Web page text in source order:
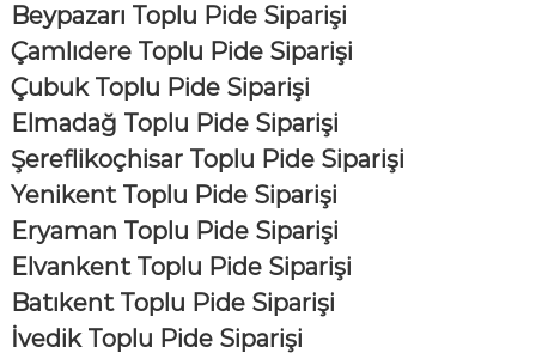
Beypazarı Toplu Pide Siparişi
Çamlıdere Toplu Pide Siparişi
Çubuk Toplu Pide Siparişi
Elmadağ Toplu Pide Siparişi
Şereflikoçhisar Toplu Pide Siparişi
Yenikent Toplu Pide Siparişi
Eryaman Toplu Pide Siparişi
Elvankent Toplu Pide Siparişi
Batıkent Toplu Pide Siparişi
İvedik Toplu Pide Siparişi